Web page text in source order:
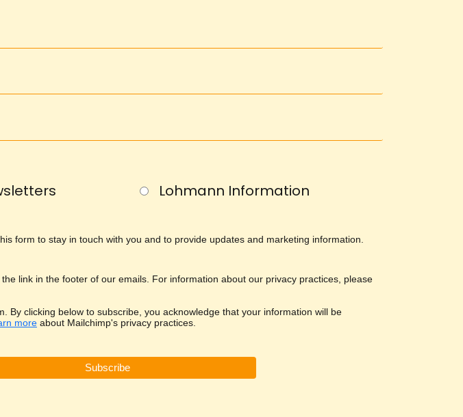
Lohmann Information
form to stay in touch with you and to provide updates and marketing information.
link in the footer of our emails. For information about our privacy practices, please
By clicking below to subscribe, you acknowledge that your information will be
more about Mailchimp's privacy practices.